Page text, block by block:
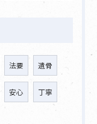
法要 遺骨
安心 丁寧